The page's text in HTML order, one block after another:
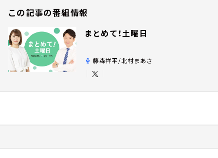
この記事の番組情報
まとめて！土曜日
藤森祥平/北村まあさ